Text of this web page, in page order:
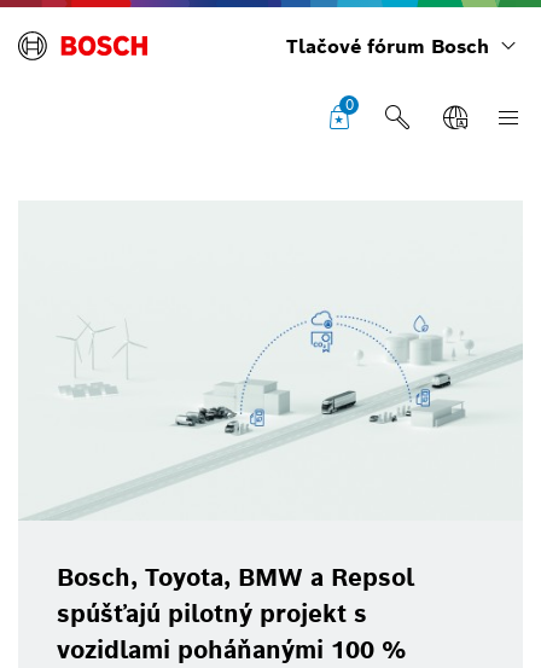
Tlačové fórum Bosch
0
Bosch, Toyota, BMW a Repsol
spúšťajú pilotný projekt s
vozidlami poháňanými 100 %